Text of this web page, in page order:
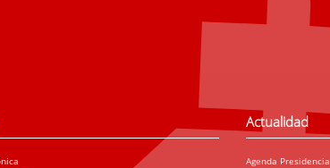
Actualidad
Agenda Presidencia